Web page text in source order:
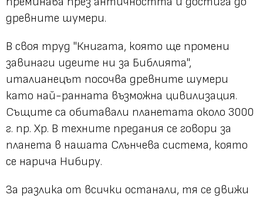
древните шумери.
В своя труд "Книгата, която ще промени
завинаги идеите ни за Библията",
италианецът посочва древните шумери
като най-ранната възможна цивилизация.
Същите са обитавали планетата около 3000
г. пр. Хр. В техните предания се говори за
планета в нашата Слънчева система, която
се нарича Нибиру.
За разлика от всички останали, тя се движи